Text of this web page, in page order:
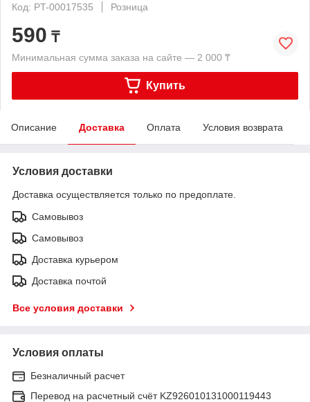
Код: PT-00017535
Розница
590 ₸
Минимальная сумма заказа на сайте — 2 000 ₸
Купить
Описание Доставка Оплата Условия возврата
Условия доставки
Доставка осуществляется только по предоплате.
Самовывоз
Самовывоз
Доставка курьером
Доставка почтой
Все условия доставки
Условия оплаты
Безналичный расчет
Перевод на расчетный счёт KZ926010131000119443